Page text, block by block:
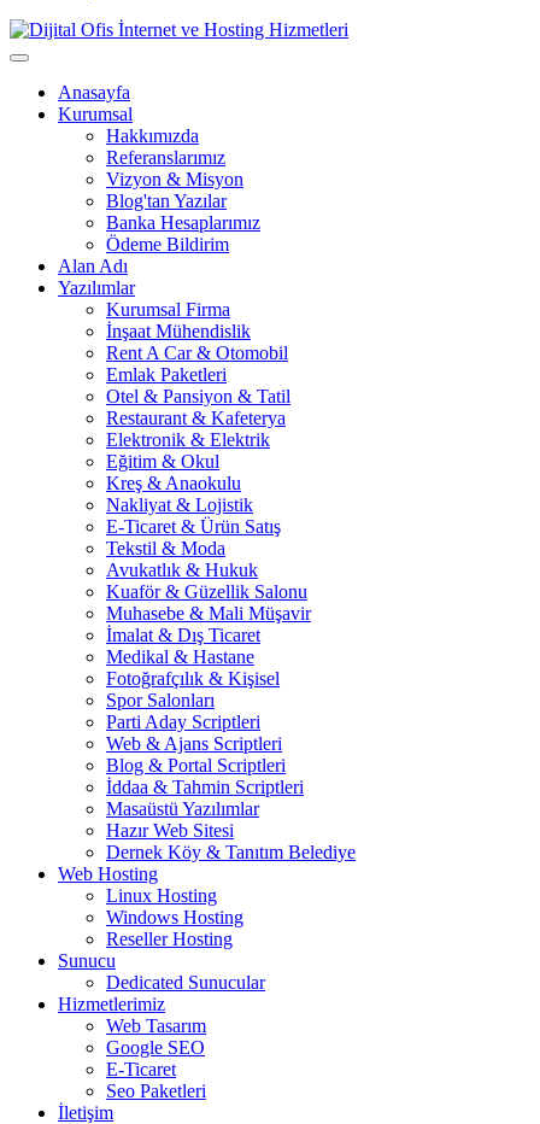
Anasayfa
Kurumsal
Hakkımızda
Referanslarımız
Vizyon & Misyon
Blog'tan Yazılar
Banka Hesaplarımız
Ödeme Bildirim
Alan Adı
Yazılımlar
Kurumsal Firma
İnşaat Mühendislik
Rent A Car & Otomobil
Emlak Paketleri
Otel & Pansiyon & Tatil
Restaurant & Kafeterya
Elektronik & Elektrik
Eğitim & Okul
Kreş & Anaokulu
Nakliyat & Lojistik
E-Ticaret & Ürün Satış
Tekstil & Moda
Avukatlık & Hukuk
Kuaför & Güzellik Salonu
Muhasebe & Mali Müşavir
İmalat & Dış Ticaret
Medikal & Hastane
Fotoğrafçılık & Kişisel
Spor Salonları
Parti Aday Scriptleri
Web & Ajans Scriptleri
Blog & Portal Scriptleri
İddaa & Tahmin Scriptleri
Masaüstü Yazılımlar
Hazır Web Sitesi
Dernek Köy & Tanıtım Belediye
Web Hosting
Linux Hosting
Windows Hosting
Reseller Hosting
Sunucu
Dedicated Sunucular
Hizmetlerimiz
Web Tasarım
Google SEO
E-Ticaret
Seo Paketleri
İletişim